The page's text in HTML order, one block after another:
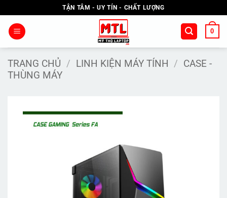
qua
nội
TẬN TÂM - UY TÍN - CHẤT LƯỢNG
0
TRANG CHỦ / LINH KIỆN MÁY TÍNH / CASE -
THÙNG MÁY